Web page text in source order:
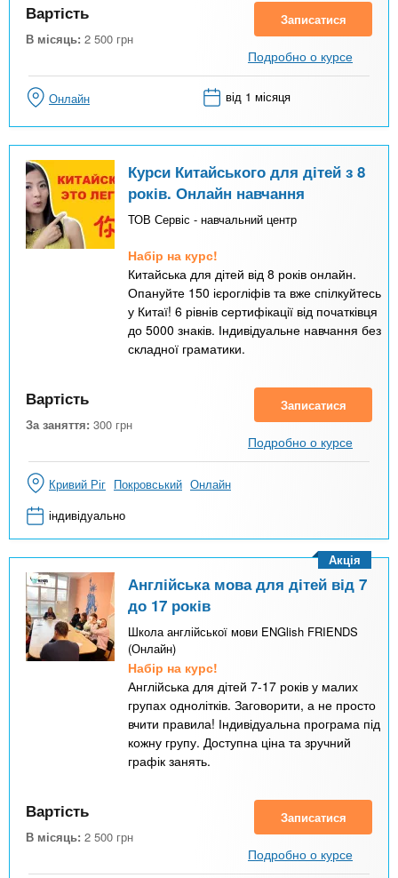
Вартість
В місяць: 2 500 грн
Записатися
Подробно о курсе
Онлайн від 1 місяця
Курси Китайського для дітей з 8
років. Онлайн навчання
ТОВ Сервіс - навчальний центр
Набір на курс!
Китайська для дітей від 8 років онлайн.
Опануйте 150 ієрогліфів та вже спілкуйтесь
у Китаї! 6 рівнів сертифікації від початківця
до 5000 знаків. Індивідуальне навчання без
складної граматики.
Вартість
За заняття: 300 грн
Записатися
Подробно о курсе
Кривий Ріг Покровський Онлайн
індивідуально
Англійська мова для дітей від 7
до 17 років
Школа англійської мови ENGlish FRIENDS
(Онлайн)
Набір на курс!
Англійська для дітей 7-17 років у малих
групах однолітків. Заговорити, а не просто
вчити правила! Індивідуальна програма під
кожну групу. Доступна ціна та зручний
графік занять.
Акція
Вартість
В місяць: 2 500 грн
Записатися
Подробно о курсе